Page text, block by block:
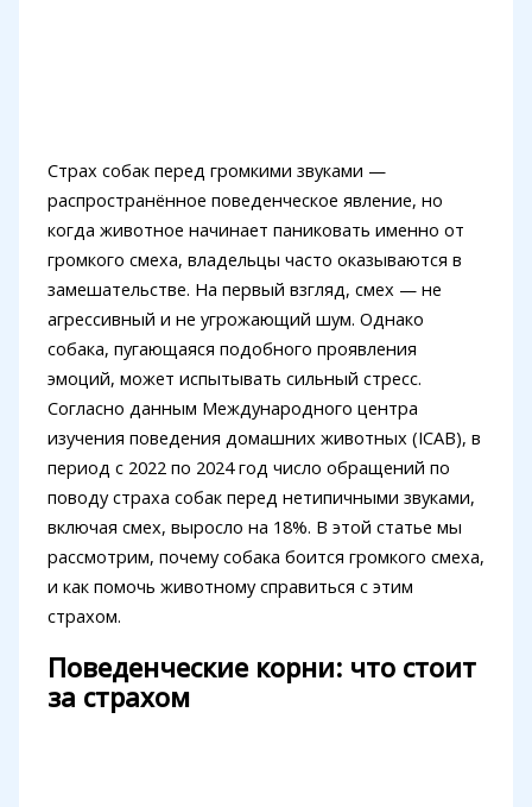
Страх собак перед громкими звуками —
распространённое поведенческое явление, но
когда животное начинает паниковать именно от
громкого смеха, владельцы часто оказываются в
замешательстве. На первый взгляд, смех — не
агрессивный и не угрожающий шум. Однако
собака, пугающаяся подобного проявления
эмоций, может испытывать сильный стресс.
Согласно данным Международного центра
изучения поведения домашних животных (ICAB), в
период с 2022 по 2024 год число обращений по
поводу страха собак перед нетипичными звуками,
включая смех, выросло на 18%. В этой статье мы
рассмотрим, почему собака боится громкого смеха,
и как помочь животному справиться с этим
страхом.
Поведенческие корни: что стоит
за страхом